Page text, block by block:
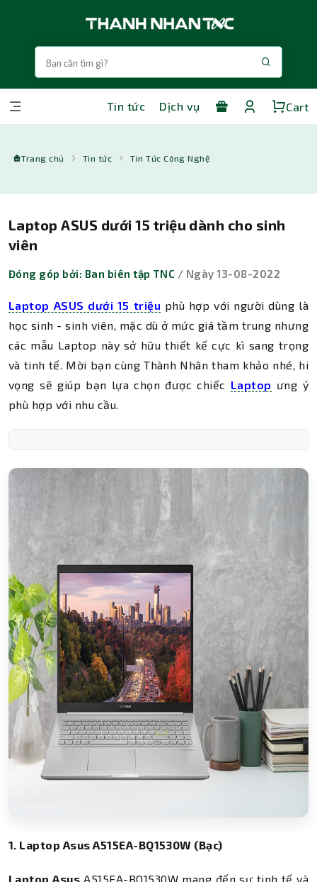
Tin tức Dịch vụ Cart
Trang chủ Tin tức Tin Tức Công Nghệ
Laptop ASUS dưới 15 triệu dành cho sinh
viên
Đóng góp bởi: Ban biên tập TNC / Ngày 13-08-2022
Laptop ASUS dưới 15 triệu phù hợp với người dùng là
học sinh - sinh viên, mặc dù ở mức giá tầm trung nhưng
các mẫu Laptop này sở hữu thiết kế cực kì sang trọng
và tinh tế. Mời bạn cùng Thành Nhân tham khảo nhé, hi
vọng sẽ giúp bạn lựa chọn được chiếc Laptop ưng ý
phù hợp với nhu cầu.
1. Laptop Asus A515EA-BQ1530W (Bạc)
Laptop Asus A515EA-BQ1530W mang đến sự tinh tế và